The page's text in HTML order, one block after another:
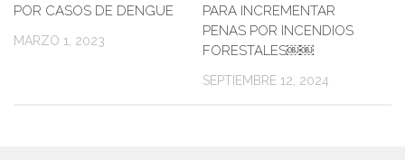
POR CASOS DE DENGUE
MARZO 1, 2023
PARA INCREMENTAR
PENAS POR INCENDIOS
FORESTALES￼￼
SEPTIEMBRE 12, 2024